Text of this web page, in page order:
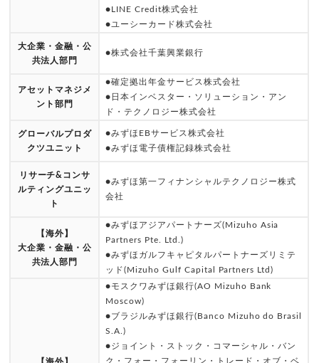
●LINE Credit株式会社
●ユーシーカード株式会社
大企業・金融・公
共法人部門
●株式会社千葉興業銀行
アセットマネジメ
ント部門
●確定拠出年金サービス株式会社
●日本インベスター・ソリューション・アン
ド・テクノロジー株式会社
グローバルプロダ
クツユニット
●みずほEBサービス株式会社
●みずほ電子債権記録株式会社
リサーチ&コンサ
ルティングユニッ
ト
●みずほ第一フィナンシャルテクノロジー株式
会社
【海外】
大企業・金融・公
共法人部門
●みずほアジアパートナーズ(Mizuho Asia
Partners Pte. Ltd.)
●みずほガルフキャピタルパートナーズリミテ
ッド(Mizuho Gulf Capital Partners Ltd)
●モスクワみずほ銀行(AO Mizuho Bank
Moscow)
●ブラジルみずほ銀行(Banco Mizuho do Brasil
S.A.)
●ジョイント・ストック・コマーシャル・バン
ク・フォー・フォーリン・トレード・オブ・ベ